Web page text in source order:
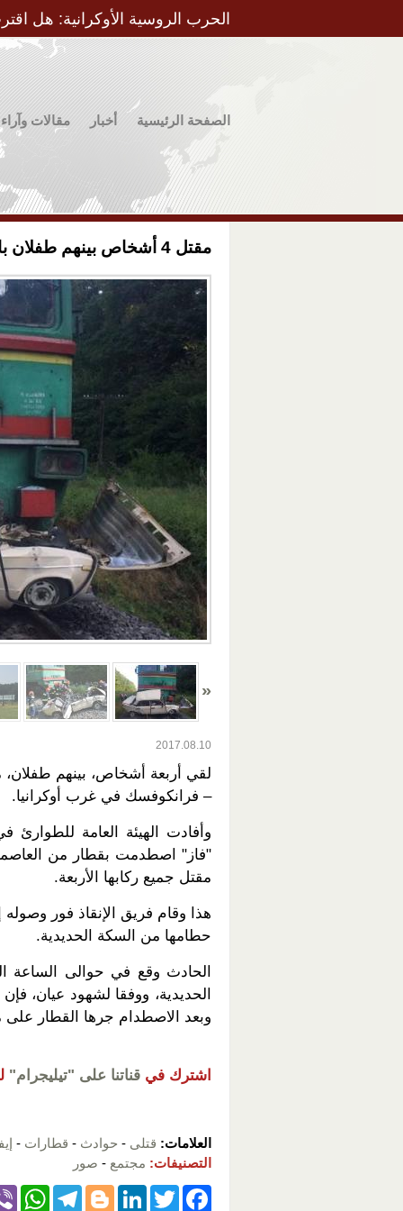
الحرب الروسية الأوكرانية: هل
الصفحة الرئيسية أخبار مقالات وآراء
مقتل 4 أشخاص بينهم طفلان باصطدام سيارة بقطار في غرب أوكرانيا
2017.08.10
لقي أربعة أشخاص، بينهم
– فرانكوفسك في غرب أوكرانيا.
وأفادت الهيئة العامة للطوارئ
"فاز" اصطدمت بقطار من
مقتل جميع ركابها الأربعة.
هذا وقام فريق الإنقاذ فور
حطامها من السكة الحديدية.
الحادث وقع في حوالى الساعة
الحديدية، ووفقا لشهود عيان،
وبعد الاصطدام جرها القطار على
اشترك في قناتنا على "تيليجرام"
العلامات: قتلى - حوادث - قطارات -
التصنيفات: مجتمع - صور
F
T
Li
Bl
T